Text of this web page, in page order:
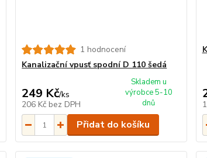
1 hodnocení
Kanalizační vpusť spodní D 110 šedá
249 Kč/ks
206 Kč bez DPH
Skladem u
výrobce 5-10
dnů
Přidat do košíku